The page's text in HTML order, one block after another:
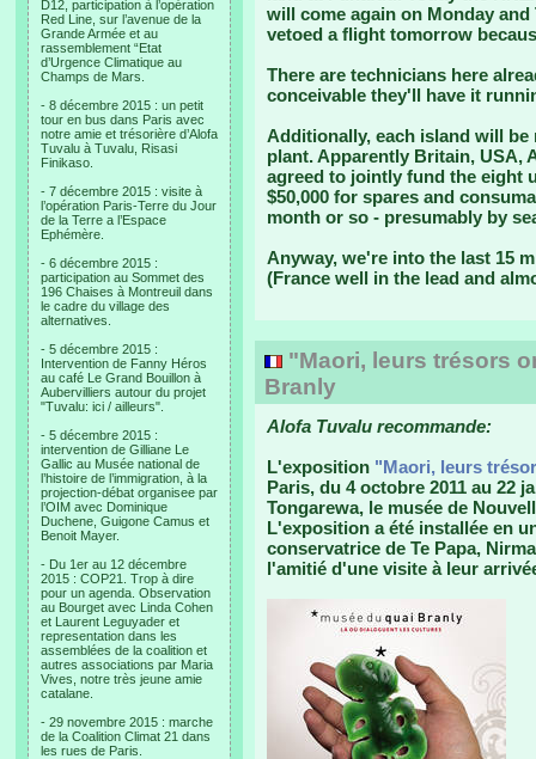
D12, participation à l’opération
Red Line, sur l’avenue de la
Grande Armée et au
rassemblement “Etat
d’Urgence Climatique au
Champs de Mars.
- 8 décembre 2015 : un petit
tour en bus dans Paris avec
notre amie et trésorière d’Alofa
Tuvalu à Tuvalu, Risasi
Finikaso.
- 7 décembre 2015 : visite à
l’opération Paris-Terre du Jour
de la Terre a l’Espace
Ephémère.
- 6 décembre 2015 :
participation au Sommet des
196 Chaises à Montreuil dans
le cadre du village des
alternatives.
- 5 décembre 2015 :
Intervention de Fanny Héros
au café Le Grand Bouillon à
Aubervilliers autour du projet
"Tuvalu: ici / ailleurs".
- 5 décembre 2015 :
intervention de Gilliane Le
Gallic au Musée national de
l’histoire de l’immigration, à la
projection-débat organisee par
l’OIM avec Dominique
Duchene, Guigone Camus et
Benoit Mayer.
- Du 1er au 12 décembre
2015 : COP21. Trop à dire
pour un agenda. Observation
au Bourget avec Linda Cohen
et Laurent Leguyader et
representation dans les
assemblées de la coalition et
autres associations par Maria
Vives, notre très jeune amie
catalane.
- 29 novembre 2015 : marche
de la Coalition Climat 21 dans
les rues de Paris.
will come again on Monday
vetoed a flight tomorrow
There are technicians here
conceivable they'll have it
Additionally, each island will
plant. Apparently Britain, USA,
agreed to jointly fund the eight
$50,000 for spares and
month or so - presumably by
Anyway, we're into the last 15
(France well in the lead and
"Maori, leurs trésors
Branly
Alofa Tuvalu recommande:
L'exposition "Maori, leurs
Paris, du 4 octobre 2011 au 22
Tongarewa, le musée de
L'exposition a été installée en
conservatrice de Te Papa,
l'amitié d'une visite à leur